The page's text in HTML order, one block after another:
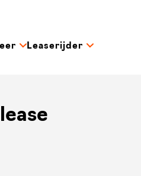
Leaserijder